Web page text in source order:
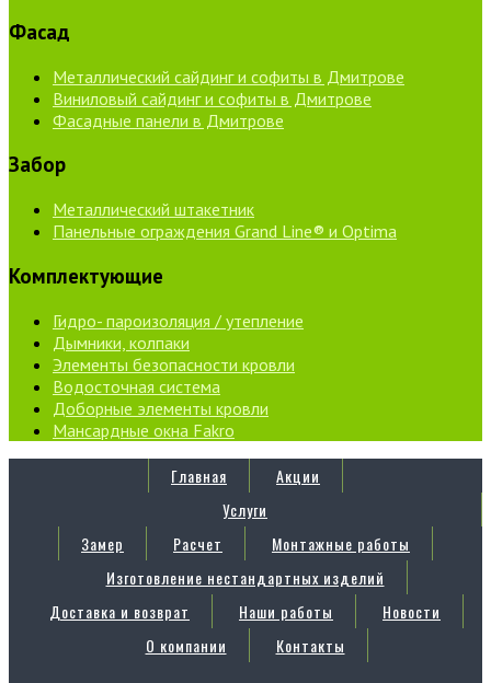
Фасад
Металлический сайдинг и софиты в Дмитрове
Виниловый сайдинг и софиты в Дмитрове
Фасадные панели в Дмитрове
Забор
Металлический штакетник
Панельные ограждения Grand Line® и Optima
Комплектующие
Гидро- пароизоляция / утепление
Дымники, колпаки
Элементы безопасности кровли
Водосточная система
Доборные элементы кровли
Мансардные окна Fakro
Главная
Акции
Услуги
Замер
Расчет
Монтажные работы
Изготовление нестандартных изделий
Доставка и возврат
Наши работы
Новости
О компании
Контакты